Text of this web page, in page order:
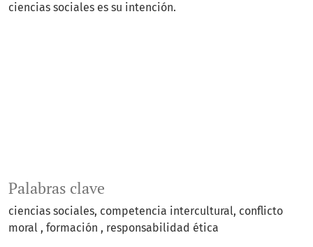
Palabras clave
ciencias sociales competencia intercultural conflicto
moral
formación responsabilidad ética
ciencias sociales es su intención.